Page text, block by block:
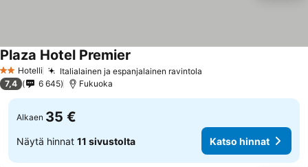
2 Tähtiluokitus
Hotelli Italialainen ja espanjalainen ravintola
Plaza Hotel Premier
7,4 6 645 Fukuoka
Alkaen 35 €
Näytä hinnat 11 sivustolta Katso hinnat